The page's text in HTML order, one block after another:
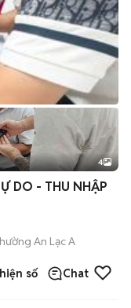
4
DO - THU NHẬP
An Lạc A
số Chat